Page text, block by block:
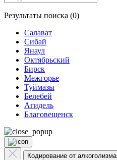
Результаты поиска (0)
Салават
Сибай
Янаул
Октябрьский
Бирск
Межгорье
Туймазы
Белебей
Агидель
Благовещенск
Кодирование от алкоголизма